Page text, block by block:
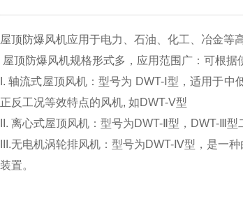
屋顶防爆风机应用于电力、石油、化工、冶金等
屋顶防爆风机规格形式多，应用范围广：可根
I. 轴流式屋顶风机：型号为 DWT-Ⅰ型，适用于
正反工况等效特点的风机, 如DWT-V型
II. 离心式屋顶风机：型号为DWT-Ⅱ型，DWT-Ⅲ
III.无电机涡轮排风机：型号为DWT-Ⅳ型，是一
装置。